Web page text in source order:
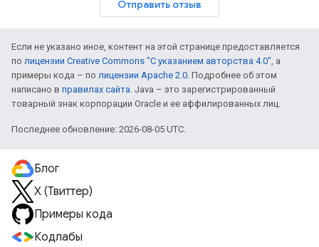
Отправить отзыв
Если не указано иное, контент на этой странице предоставляется
по лицензии Creative Commons "С указанием авторства 4.0", а
примеры кода – по лицензии Apache 2.0. Подробнее об этом
написано в правилах сайта. Java – это зарегистрированный
товарный знак корпорации Oracle и ее аффилированных лиц.
Последнее обновление: 2026-08-05 UTC.
Блог
X (Твиттер)
Примеры кода
Кодлабы